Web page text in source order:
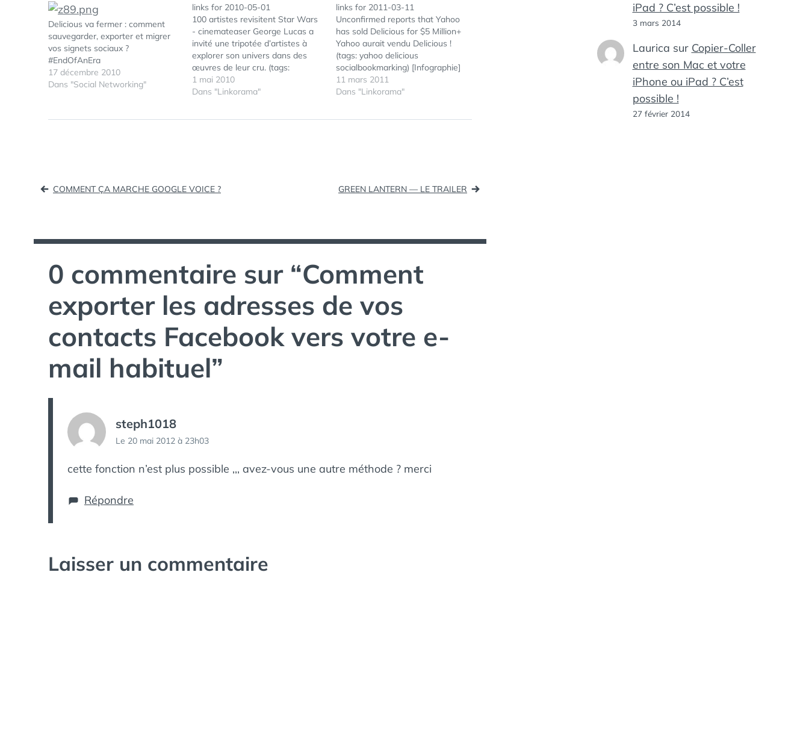
Delicious va fermer : comment
sauvegarder, exporter et migrer
vos signets sociaux ?
#EndOfAnEra
17 décembre 2010
Dans "Social Networking"
links for 2010-05-01
100 artistes revisitent Star Wars
- cinemateaser George Lucas a
invité une tripotée d’artistes à
explorer son univers dans des
œuvres de leur cru. (tags:
starwars) Blü - Olivier
Cambournac: Pearltrees ou
1 mai 2010
Dans "Linkorama"
links for 2011-03-11
Unconfirmed reports that Yahoo
has sold Delicious for $5 Million+
Yahoo aurait vendu Delicious !
(tags: yahoo delicious
socialbookmarking) [Infographie]
Médias sociaux : calculer le ROI
(tags: infographie socialmedia roi)
11 mars 2011
Dans "Linkorama"
Navigation
l’article
COMMENT ÇA MARCHE GOOGLE VOICE ? GREEN LANTERN — LE TRAILER
0 commentaire sur “Comment
exporter les adresses de vos
contacts Facebook vers votre e-
mail habituel”
steph1018
Le 20 mai 2012 à 23h03
cette fonction n’est plus possible ,,, avez-vous une autre méthode ? merci
Répondre
Laisser un commentaire
iPad ? C’est possible !
3 mars 2014
Laurica sur Copier-Coller
entre son Mac et votre
iPhone ou iPad ? C’est
possible !
27 février 2014